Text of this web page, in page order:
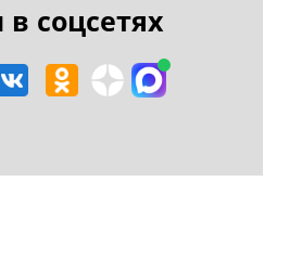
соцсетях